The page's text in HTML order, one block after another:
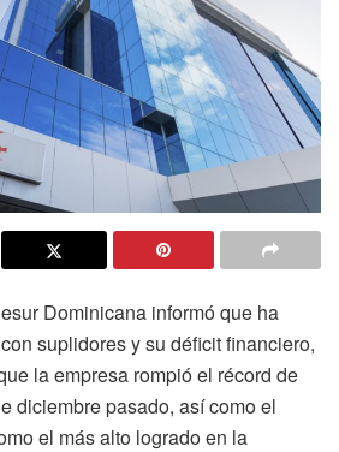
Dominicana informó que ha
suplidores y su déficit financiero,
la empresa rompió el récord de
diciembre pasado, así como el
el más alto logrado en la